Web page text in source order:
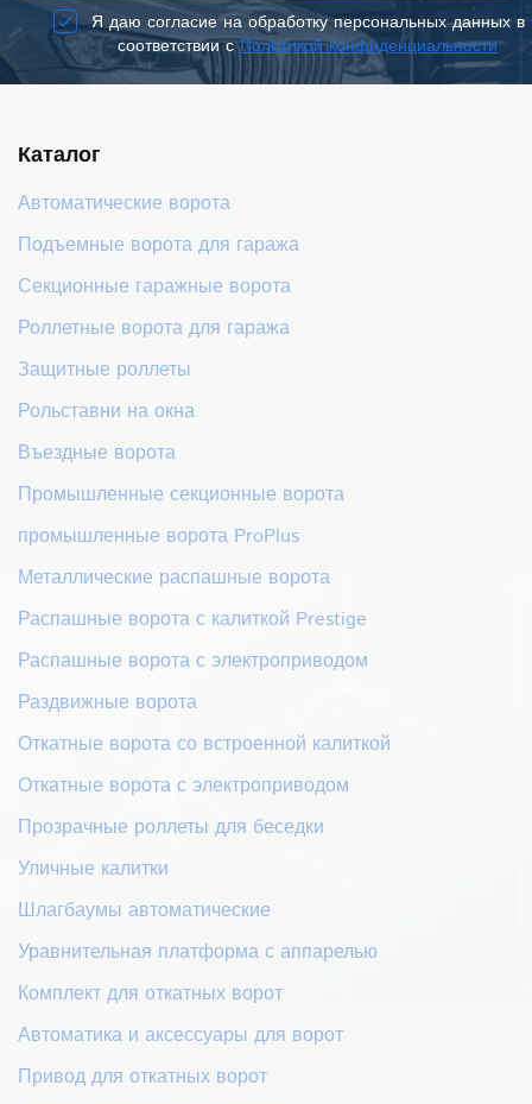
Я даю согласие на обработку персональных данных в
соответствии сПолитикой конфиденциальности
Каталог
Автоматические ворота
Подъемные ворота для гаража
Секционные гаражные ворота
Роллетные ворота для гаража
Защитные роллеты
Рольставни на окна
Въездные ворота
Промышленные секционные ворота
промышленные ворота ProPlus
Металлические распашные ворота
Распашные ворота с калиткой Prestige
Распашные ворота с электроприводом
Раздвижные ворота
Откатные ворота со встроенной калиткой
Откатные ворота с электроприводом
Прозрачные роллеты для беседки
Уличные калитки
Шлагбаумы автоматические
Уравнительная платформа с аппарелью
Комплект для откатных ворот
Автоматика и аксессуары для ворот
Привод для откатных ворот